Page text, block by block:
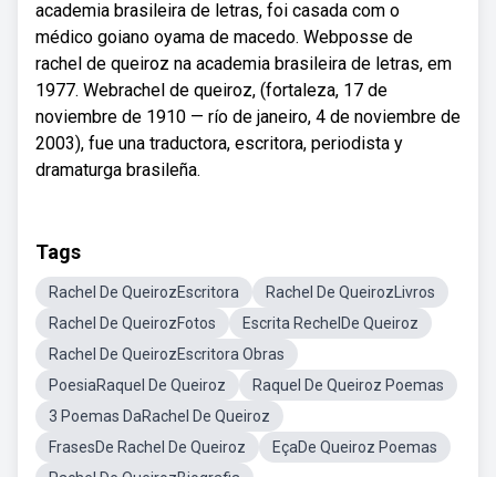
academia brasileira de letras, foi casada com o
médico goiano oyama de macedo. Webposse de
rachel de queiroz na academia brasileira de letras, em
1977. Webrachel de queiroz, (fortaleza, 17 de
noviembre de 1910 — río de janeiro, 4 de noviembre de
2003), fue una traductora, escritora, periodista y
dramaturga brasileña.
Tags
Rachel De QueirozEscritora
Rachel De QueirozLivros
Rachel De QueirozFotos
Escrita RechelDe Queiroz
Rachel De QueirozEscritora Obras
PoesiaRaquel De Queiroz
Raquel De Queiroz Poemas
3 Poemas DaRachel De Queiroz
FrasesDe Rachel De Queiroz
EçaDe Queiroz Poemas